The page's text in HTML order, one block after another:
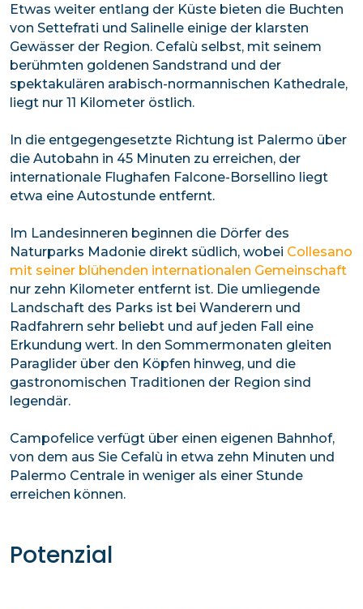
Etwas weiter entlang der Küste bieten die Buchten
von Settefrati und Salinelle einige der klarsten
Gewässer der Region. Cefalù selbst, mit seinem
berühmten goldenen Sandstrand und der
spektakulären arabisch-normannischen Kathedrale,
liegt nur 11 Kilometer östlich.
In die entgegengesetzte Richtung ist Palermo über
die Autobahn in 45 Minuten zu erreichen, der
internationale Flughafen Falcone-Borsellino liegt
etwa eine Autostunde entfernt.
Im Landesinneren beginnen die Dörfer des
Naturparks Madonie direkt südlich, wobei Collesano
mit seiner blühenden internationalen Gemeinschaft
nur zehn Kilometer entfernt ist. Die umliegende
Landschaft des Parks ist bei Wanderern und
Radfahrern sehr beliebt und auf jeden Fall eine
Erkundung wert. In den Sommermonaten gleiten
Paraglider über den Köpfen hinweg, und die
gastronomischen Traditionen der Region sind
legendär.
Campofelice verfügt über einen eigenen Bahnhof,
von dem aus Sie Cefalù in etwa zehn Minuten und
Palermo Centrale in weniger als einer Stunde
erreichen können.
Potenzial